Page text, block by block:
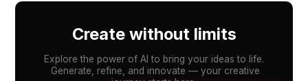
Create without limits
Explore the power of AI to bring your ideas to life.
Generate, refine, and innovate — your creative